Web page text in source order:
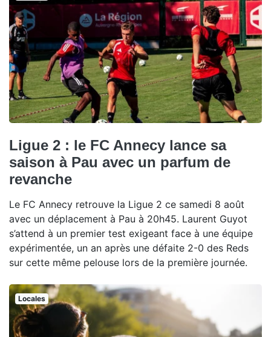
Ligue 2 : le FC Annecy lance sa
saison à Pau avec un parfum de
revanche
Le FC Annecy retrouve la Ligue 2 ce samedi 8 août
avec un déplacement à Pau à 20h45. Laurent Guyot
s’attend à un premier test exigeant face à une équipe
expérimentée, un an après une défaite 2-0 des Reds
sur cette même pelouse lors de la première journée.
Locales